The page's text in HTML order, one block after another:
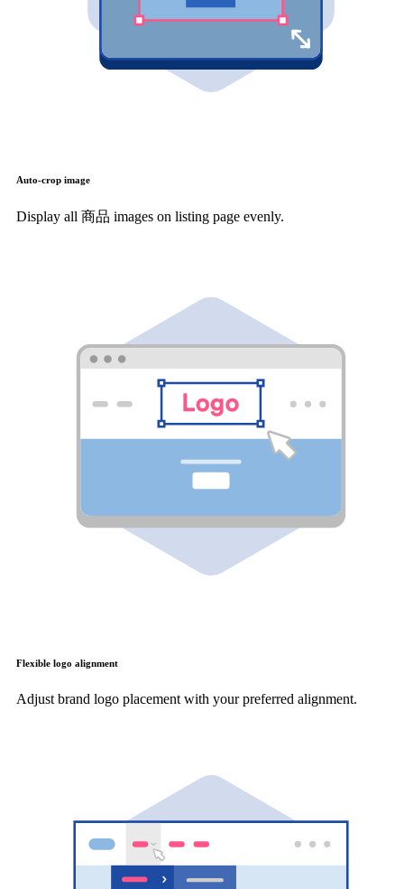
Auto-crop image
Display all 商品 images on listing page evenly.
Flexible logo alignment
Adjust brand logo placement with your preferred alignment.